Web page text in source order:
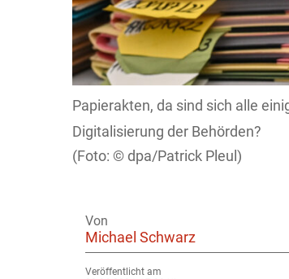
Papierakten, da sind sich alle
Digitalisierung der Behörden?
dpa/Patrick Pleul)
Von
Michael Schwarz
Veröffentlicht am